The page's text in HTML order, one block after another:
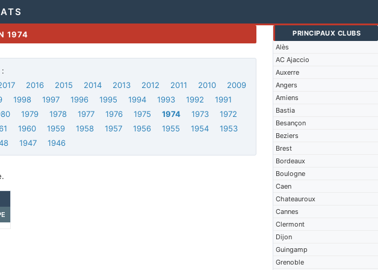
PRINCIPAUX CLUBS
Alès
AC Ajaccio
Auxerre
Angers
Amiens
Bastia
Besançon
Beziers
Brest
Bordeaux
Boulogne
Caen
Chateauroux
Cannes
Clermont
Dijon
Guingamp
Grenoble
1974
2016 2015 2014 2013 2012 2011 2010
2009
1998 1997 1996 1995 1994 1993 1992
1991
1979 1978 1977 1976 1975 1974 1973
1972
1960 1959 1958 1957 1956 1955 1954
1953
1947 1946